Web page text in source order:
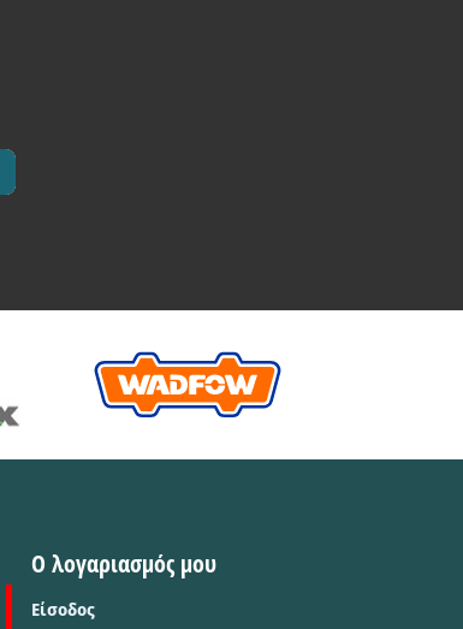
Ο λογαριασμός μου
Είσοδος